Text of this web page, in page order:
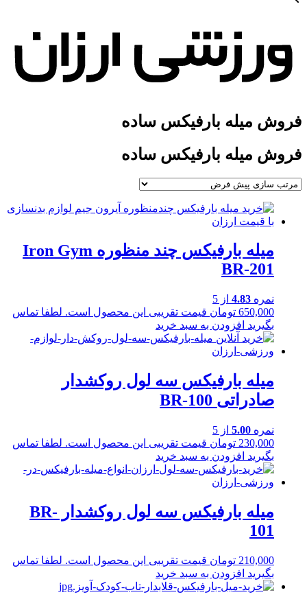
فروش میله بارفیکس ساده
فروش میله بارفیکس ساده
میله بارفیکس چند منظوره Iron Gym
BR-201
نمره 4.83 از 5
650,000 تومان قیمت تقریبی این محصول است. لطفا تماس
بگیرید افزودن به سبد خرید
میله بارفیکس سه لول روکشدار
صادراتی BR-100
نمره 5.00 از 5
230,000 تومان قیمت تقریبی این محصول است. لطفا تماس
بگیرید افزودن به سبد خرید
میله بارفیکس سه لول روکشدار BR-
101
210,000 تومان قیمت تقریبی این محصول است. لطفا تماس
بگیرید افزودن به سبد خرید